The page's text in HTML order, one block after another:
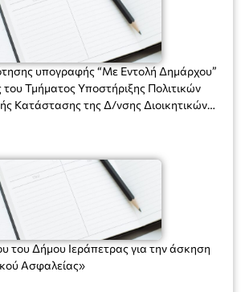
3ο Γυμνάσιο Ιεράπετρας
21:15 Οργάνωση: ΚΝΩΣΟΣ
ΕΕ
υπογραφής “Με Εντολή Δημάρχου”
Τμήματος Υποστήριξης Πολιτικών
Κατάστασης της Δ/νσης Διοικητικών
πιστοποιητικά, πράξεις και
του Δήμου Ιεράπετρας για την άσκηση
Ασφαλείας»